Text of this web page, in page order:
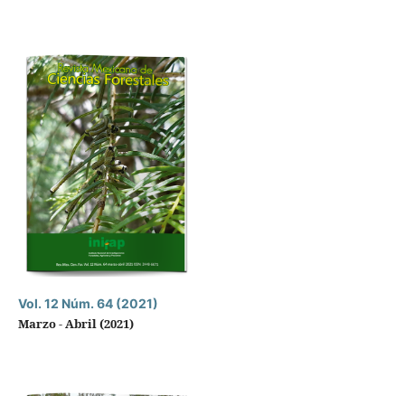
Vol. 12 Núm. 64 (2021)
Marzo - Abril (2021)